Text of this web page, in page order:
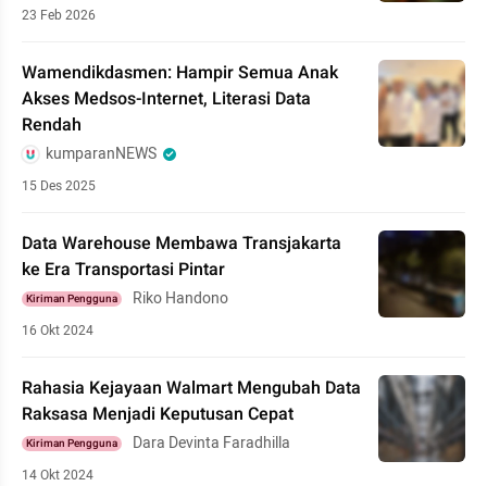
23 Feb 2026
Wamendikdasmen: Hampir Semua Anak
Akses Medsos-Internet, Literasi Data
Rendah
kumparanNEWS
15 Des 2025
Data Warehouse Membawa Transjakarta
ke Era Transportasi Pintar
Kiriman Pengguna Riko Handono
16 Okt 2024
Rahasia Kejayaan Walmart Mengubah Data
Raksasa Menjadi Keputusan Cepat
Kiriman Pengguna Dara Devinta Faradhilla
14 Okt 2024